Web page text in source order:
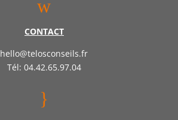
w
CONTACT
hello@telosconseils.fr
Tél: 04.42.65.97.04
}